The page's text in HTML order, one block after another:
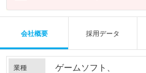
会社概要 採用データ
業種
ゲームソフト